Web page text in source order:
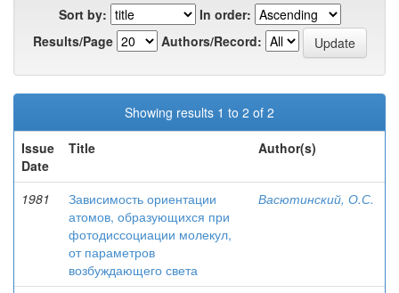
Sort by:
In order:
Results/Page
Authors/Record:
Showing results 1 to 2 of 2
Issue
Date
Title Author(s)
1981
Зависимость ориентации
атомов, образующихся при
фотодиссоциации молекул,
от параметров
возбуждающего света
Васютинский, О.С.